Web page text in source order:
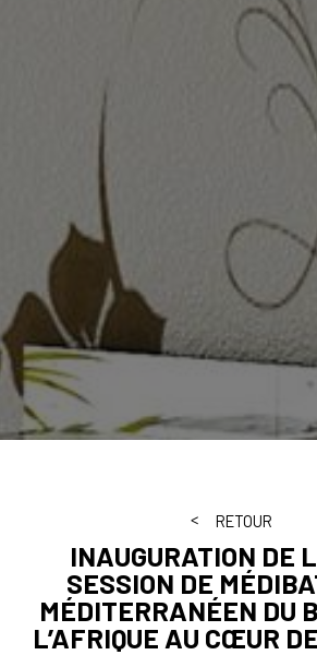
RETOUR
INAUGURATION DE
SESSION DE
MÉDITERRANÉEN DU
L’AFRIQUE AU CŒUR